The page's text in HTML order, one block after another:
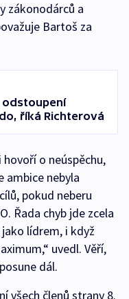
zákonodárců a
Bartoš za
odstoupení
říká Richterová
o neúspěchu,
ambice nebyla
pokud neberu
Řada chyb jde zcela
lídrem, i když
uvedl. Věří,
dál.
všech členů strany 8.